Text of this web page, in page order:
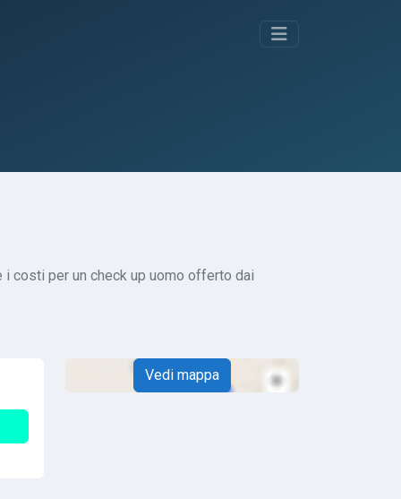
costi per un check up uomo offerto dai
Vedi mappa